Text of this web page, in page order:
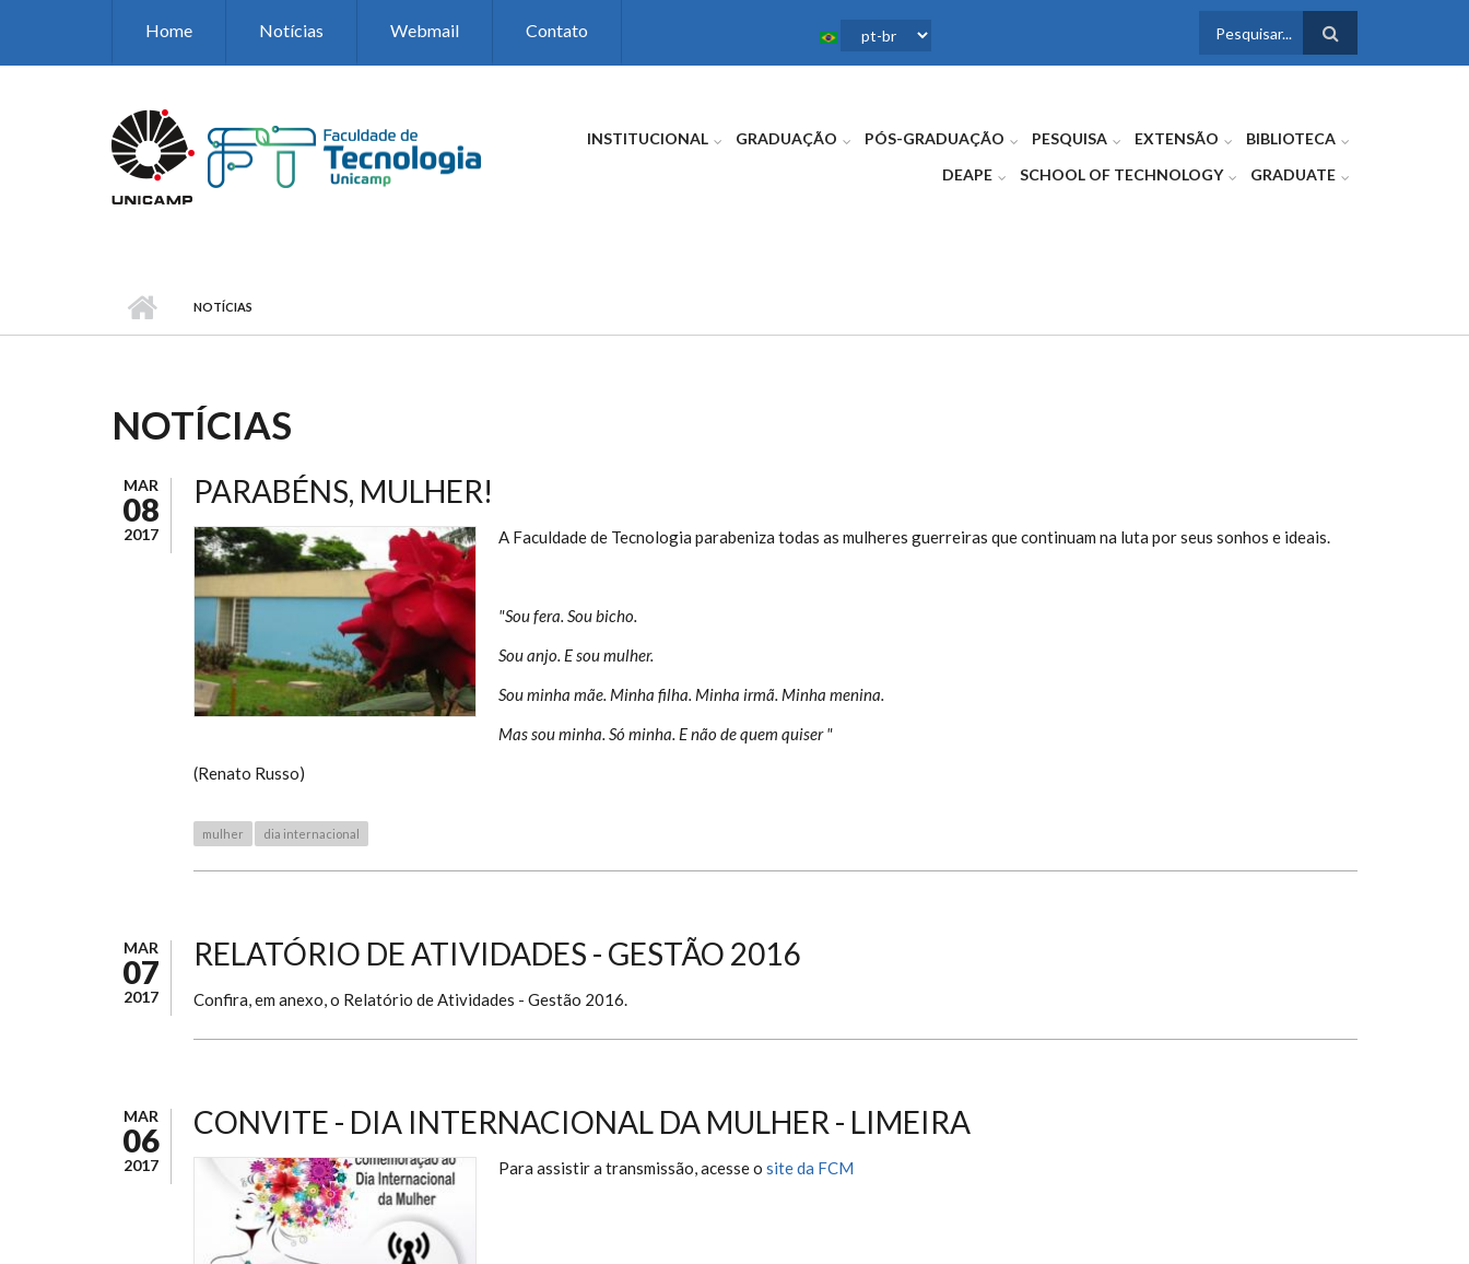
Home Notícias Webmail Contato
FORMULÁRIO
INSTITUCIONAL GRADUAÇÃO PÓS-GRADUAÇÃO PESQUISA EXTENSÃO
BIBLIOTECA
DEAPE
SCHOOL OF TECHNOLOGY GRADUATE
NOTÍCIAS
NOTÍCIAS
MAR
08
2017
PARABÉNS, MULHER!
A Faculdade de Tecnologia parabeniza todas as mulheres guerreiras que continuam na luta por seus sonhos e ideais.
"Sou fera. Sou bicho.
Sou anjo. E sou mulher.
Sou minha mãe. Minha filha. Minha irmã. Minha menina.
Mas sou minha. Só minha. E não de quem quiser "
(Renato Russo)
mulher dia internacional
MAR
07
2017
RELATÓRIO DE ATIVIDADES - GESTÃO 2016
Confira, em anexo, o Relatório de Atividades - Gestão 2016.
MAR
06
2017
CONVITE - DIA INTERNACIONAL DA MULHER - LIMEIRA
Para assistir a transmissão, acesse o site da FCM